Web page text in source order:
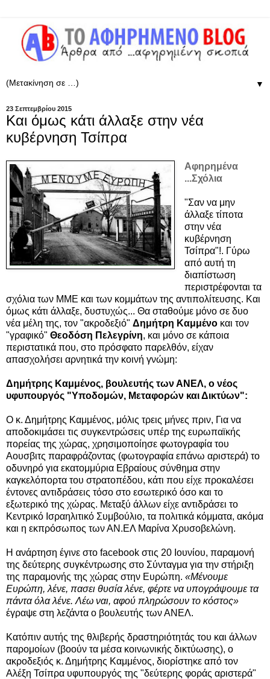
▼
23 Σεπτεμβρίου 2015
Και όμως κάτι άλλαξε στην νέα
κυβέρνηση Τσίπρα
Αφηρημένα
...Σχόλια
"Σαν να μην
άλλαξε τίποτα
στην νέα
κυβέρνηση
Τσίπρα"!. Γύρω
από αυτή τη
διαπίστωση
περιστρέφονται τα
σχόλια των ΜΜΕ και των κομμάτων της αντιπολίτευσης. Και
όμως κάτι άλλαξε, δυστυχώς... Θα σταθούμε μόνο σε δυο
νέα μέλη της, τον "ακροδεξιό" Δημήτρη Καμμένο και τον
"γραφικό" Θεοδόση Πελεγρίνη, και μόνο σε κάποια
περιστατικά που, στο πρόσφατο παρελθόν, είχαν
απασχολήσει αρνητικά την κοινή γνώμη:
Δημήτρης Καμμένος, βουλευτής των ΑΝΕΛ, ο νέος
υφυπουργός "Υποδομών, Μεταφορών και Δικτύων":
Ο κ. Δημήτρης Καμμένος, μόλις τρεις μήνες πριν, Για να
αποδοκιμάσει τις συγκεντρώσεις υπέρ της ευρωπαϊκής
πορείας της χώρας, χρησιμοποίησε φωτογραφία του
Αουσβιτς παραφράζοντας (φωτογραφία επάνω αριστερά) το
οδυνηρό για εκατομμύρια Εβραίους σύνθημα στην
καγκελόπορτα του στρατοπέδου, κάτι που είχε προκαλέσει
έντονες αντιδράσεις τόσο στο εσωτερικό όσο και το
εξωτερικό της χώρας. Μεταξύ άλλων είχε αντιδράσει το
Κεντρικό Ισραηλιτικό Συμβούλιο, τα πολιτικά κόμματα, ακόμα
και η εκπρόσωπος των ΑΝ.ΕΛ Μαρίνα Χρυσοβελώνη.
Η ανάρτηση έγινε στο facebook στις 20 Ιουνίου, παραμονή
της δεύτερης συγκέντρωσης στο Σύνταγμα για την στήριξη
της παραμονής της χώρας στην Ευρώπη. «Μένουμε
Ευρώπη, λένε, πασει θυσία λένε, φέρτε να υπογράψουμε τα
πάντα όλα λένε. Λέω ναι, αφού πληρώσουν το κόστος»
έγραψε στη λεζάντα ο βουλευτής των ΑΝΕΛ.
Κατόπιν αυτής της θλιβερής δραστηριότητάς του και άλλων
παρομοίων (βοούν τα μέσα κοινωνικής δικτύωσης), ο
ακροδεξιός κ. Δημήτρης Καμμένος, διορίστηκε από τον
Αλέξη Τσίπρα υφυπουργός της "δεύτερης φοράς αριστερά"